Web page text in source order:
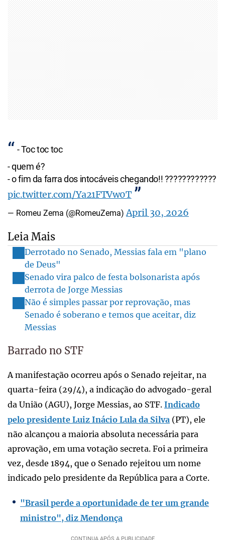
- Toc toc toc
- quem é?
- o fim da farra dos intocáveis chegando!! ????????????
pic.twitter.com/Ya21FTVw0T
— Romeu Zema (@RomeuZema) April 30, 2026
Leia Mais
Derrotado no Senado, Messias fala em "plano
de Deus"
Senado vira palco de festa bolsonarista após
derrota de Jorge Messias
Não é simples passar por reprovação, mas
Senado é soberano e temos que aceitar, diz
Messias
Barrado no STF
A manifestação ocorreu após o Senado rejeitar, na
quarta-feira (29/4), a indicação do advogado-geral
da União (AGU), Jorge Messias, ao STF. Indicado
pelo presidente Luiz Inácio Lula da Silva (PT), ele
não alcançou a maioria absoluta necessária para
aprovação, em uma votação secreta. Foi a primeira
vez, desde 1894, que o Senado rejeitou um nome
indicado pelo presidente da República para a Corte.
"Brasil perde a oportunidade de ter um grande
ministro", diz Mendonça